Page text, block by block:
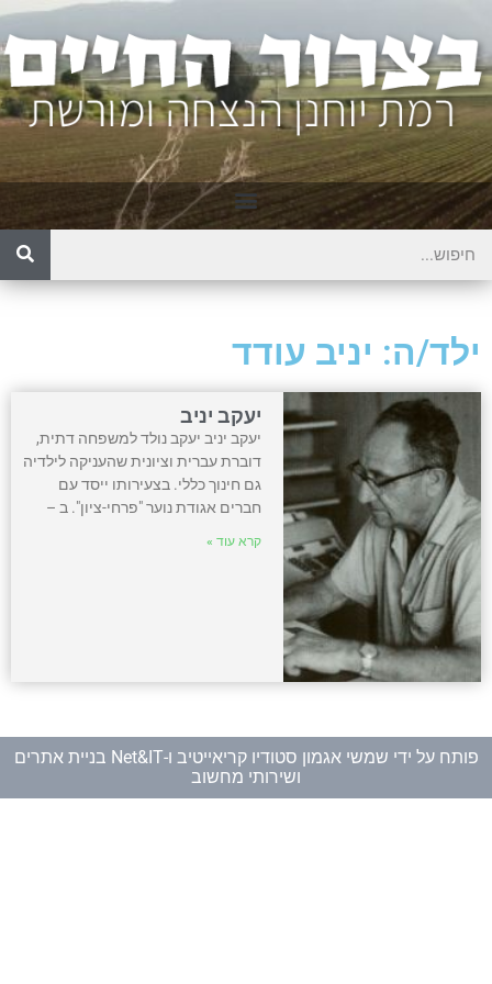
ילד/ה: יניב עודד
יעקב יניב
יעקב יניב יעקב נולד למשפחה דתית,
דוברת עברית וציונית שהעניקה לילדיה
גם חינוך כללי. בצעירותו ייסד עם
חברים אגודת נוער "פרחי-ציון". ב –
קרא עוד »
פותח על ידי שמשי אגמון סטודיו קריאייטיב ו-
Net&IT בניית אתרים
ושירותי מחשוב